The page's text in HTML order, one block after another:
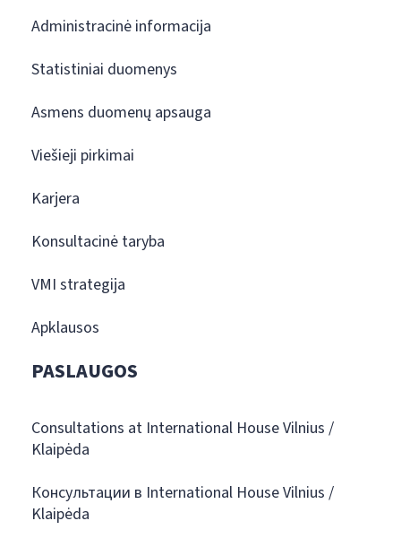
Administracinė informacija
Statistiniai duomenys
Asmens duomenų apsauga
Viešieji pirkimai
Karjera
Konsultacinė taryba
VMI strategija
Apklausos
PASLAUGOS
Consultations at International House Vilnius /
Klaipėda
Консультации в International House Vilnius /
Klaipėda